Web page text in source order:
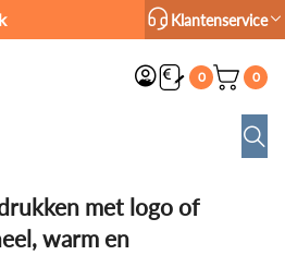
Klantenservice
0 0
met logo of
warm en